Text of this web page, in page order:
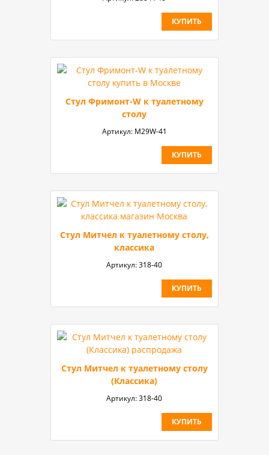
КУПИТЬ
Стул Фримонт-W к туалетному
столу
Артикул: M29W-41
КУПИТЬ
Стул Митчел к туалетному столу,
классика
Артикул:318-40
КУПИТЬ
Стул Митчел к туалетному столу
(Классика)
Артикул:318-40
КУПИТЬ